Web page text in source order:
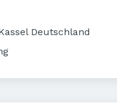
Deutschland